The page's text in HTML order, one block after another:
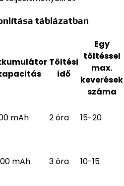
táblázatban
Töltési
idő
Egy
töltéssel
max.
keverések
száma
mAh 2 óra 15-20
mAh 3 óra 10-15